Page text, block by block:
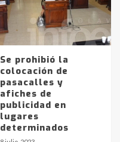
Se prohibió la
colocación de
pasacalles y
afiches de
publicidad en
lugares
determinados